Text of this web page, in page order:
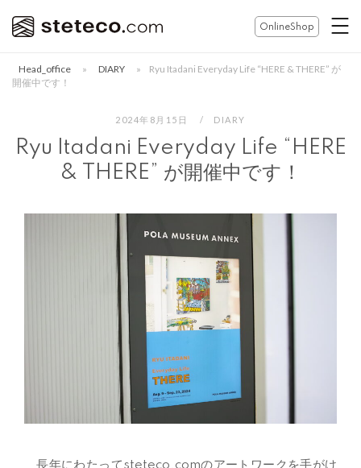
ホ
ー
OnlineShop
Head_office » DIARY »
Ryu Itadani Everyday Life “HERE & THERE” が
開催中です！
2024年8月15日 DIARY
Ryu Itadani Everyday Life “HERE
& THERE” が開催中です！